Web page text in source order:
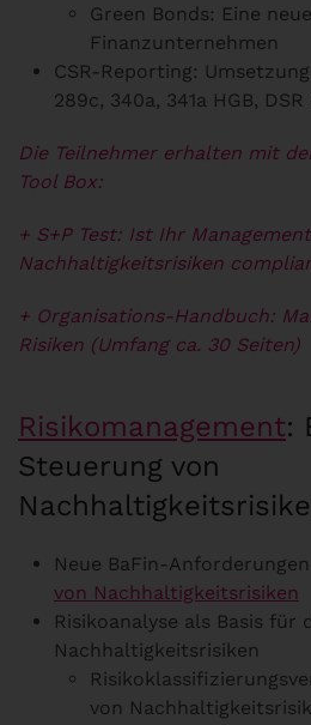
Green Bonds: Eine
Finanzunternehmen
CSR-Reporting:
289c, 340a, 341a HGB,
Die Teilnehmer erhalten mit
Tool Box:
+ S+P Test: Ist Ihr
Nachhaltigkeitsrisiken
+ Organisations-Handbuch:
Risiken (Umfang ca. 30 Seiten)
Risikomanagement:
Steuerung von
Neue BaFin-
von Nachhaltigkeitsrisiken
Risikoanalyse als Basis für
Nachhaltigkeitsrisiken
von